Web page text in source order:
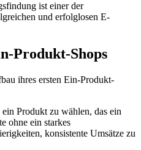
ist einer der
und erfolglosen E-
Produkt-Shops
ihres ersten Ein-Produkt-
Produkt zu wählen, das ein
ohne ein starkes
konsistente Umsätze zu